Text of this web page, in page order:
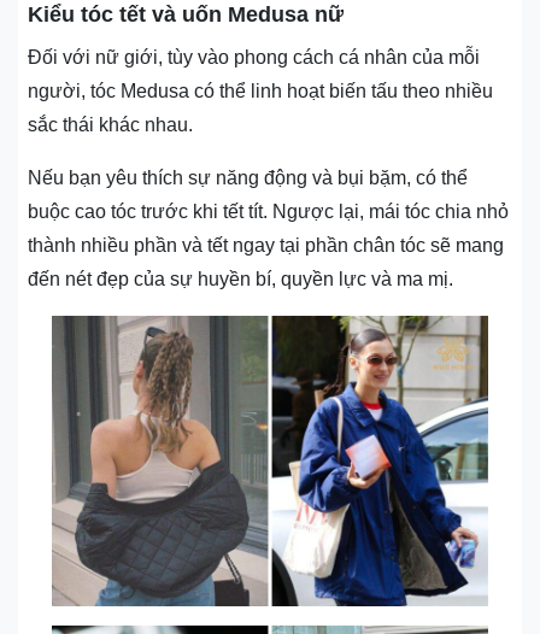
Kiểu tóc tết và uốn Medusa nữ
Đối với nữ giới, tùy vào phong cách cá nhân của mỗi
người, tóc Medusa có thể linh hoạt biến tấu theo nhiều
sắc thái khác nhau.
Nếu bạn yêu thích sự năng động và bụi bặm, có thể
buộc cao tóc trước khi tết tít. Ngược lại, mái tóc chia nhỏ
thành nhiều phần và tết ngay tại phần chân tóc sẽ mang
đến nét đẹp của sự huyền bí, quyền lực và ma mị.